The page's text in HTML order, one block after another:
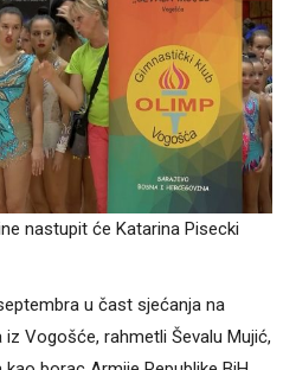
nastupit će Katarina Pisecki
u čast sjećanja na
Vogošće, rahmetli Ševalu Mujić,